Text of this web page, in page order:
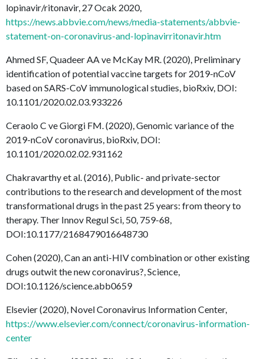
lopinavir/ritonavir, 27 Ocak 2020,
https://news.abbvie.com/news/media-statements/abbvie-
statement-on-coronavirus-and-lopinavirritonavir.htm
Ahmed SF, Quadeer AA ve McKay MR. (2020), Preliminary
identification of potential vaccine targets for 2019-nCoV
based on SARS-CoV immunological studies, bioRxiv, DOI:
10.1101/2020.02.03.933226
Ceraolo C ve Giorgi FM. (2020), Genomic variance of the
2019-nCoV coronavirus, bioRxiv, DOI:
10.1101/2020.02.02.931162
Chakravarthy et al. (2016), Public- and private-sector
contributions to the research and development of the most
transformational drugs in the past 25 years: from theory to
therapy. Ther Innov Regul Sci, 50, 759-68,
DOI:10.1177/2168479016648730
Cohen (2020), Can an anti-HIV combination or other existing
drugs outwit the new coronavirus?, Science,
DOI:10.1126/science.abb0659
Elsevier (2020), Novel Coronavirus Information Center,
https://www.elsevier.com/connect/coronavirus-information-
center